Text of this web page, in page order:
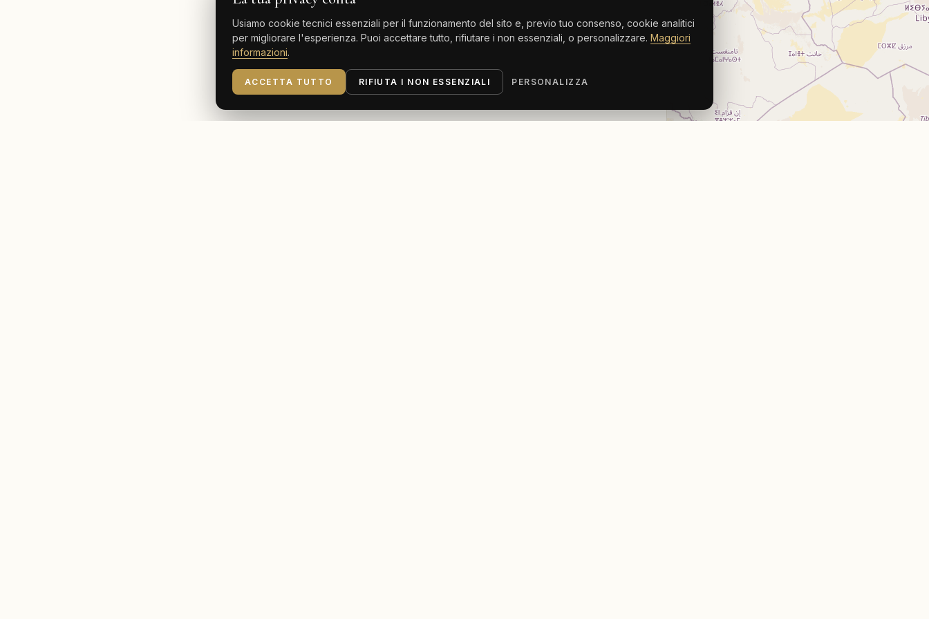
Usiamo cookie tecnici essenziali per il funzionamento del sito e, previo tuo consenso, cookie analitici
per migliorare l'esperienza. Puoi accettare tutto, rifiutare i non essenziali, o personalizzare. Maggiori
informazioni.
ACCETTA TUTTO RIFIUTA I NON ESSENZIALI PERSONALIZZA